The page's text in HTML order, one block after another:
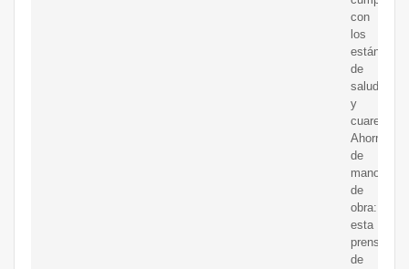
con
los
estándares
de
salud
y
Ahorro
de
mano
de
obra:
esta
prensa
de